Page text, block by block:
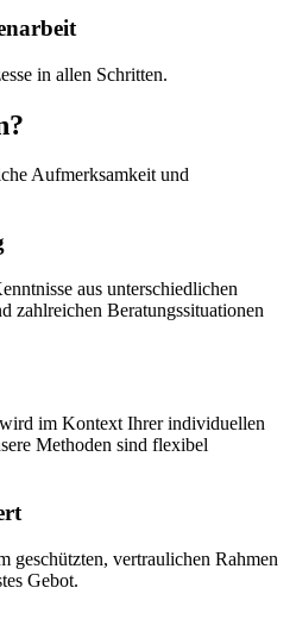
in allen Schritten.
Aufmerksamkeit und
aus unterschiedlichen
zahlreichen Beratungssituationen
im Kontext Ihrer individuellen
Methoden sind flexibel
geschützten, vertraulichen Rahmen
Gebot.